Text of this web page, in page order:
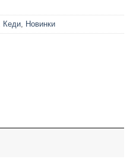
Кеди Новинки